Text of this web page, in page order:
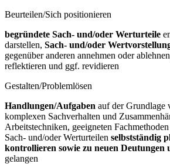
Beurteilen/Sich positionieren
begründete Sach- und/oder Werturteile
darstellen, Sach- und/oder
gegenüber anderen annehmen oder
reflektieren und ggf. revidieren
Gestalten/Problemlösen
Handlungen/Aufgaben auf der Grundlage
komplexen Sachverhalten und
Arbeitstechniken, geeigneten
Sach- und/oder Werturteilen selbstständig
kontrollieren sowie zu neuen Deutungen
gelangen